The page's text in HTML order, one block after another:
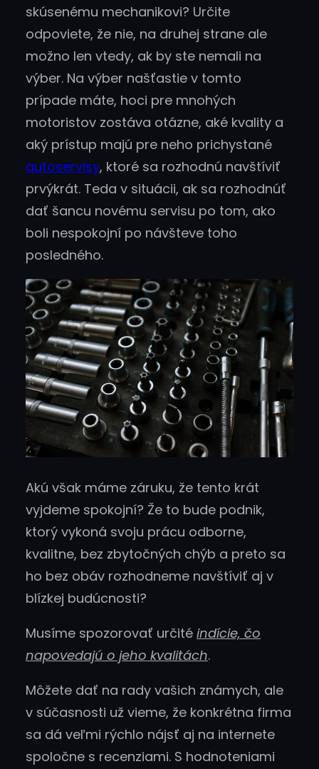
skúsenému mechanikovi? Určite
odpoviete, že nie, na druhej strane ale
možno len vtedy, ak by ste nemali na
výber. Na výber našťastie v tomto
prípade máte, hoci pre mnohých
motoristov zostáva otázne, aké kvality a
aký prístup majú pre neho prichystané
autoservisy, ktoré sa rozhodnú navštíviť
prvýkrát. Teda v situácii, ak sa rozhodnúť
dať šancu novému servisu po tom, ako
boli nespokojní po návšteve toho
posledného.
Akú však máme záruku, že tento krát
vyjdeme spokojní? Že to bude podnik,
ktorý vykoná svoju prácu odborne,
kvalitne, bez zbytočných chýb a preto sa
ho bez obáv rozhodneme navštíviť aj v
blízkej budúcnosti?
Musíme spozorovať určité indície, čo
napovedajú o jeho kvalitách.
Môžete dať na rady vašich známych, ale
v súčasnosti už vieme, že konkrétna firma
sa dá veľmi rýchlo nájsť aj na internete
spoločne s recenziami. S hodnoteniami